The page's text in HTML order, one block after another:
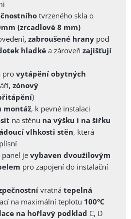
tvrzeného skla o
(zrcadlové 8 mm)
, zabroušené hrany pod
hladké a zároveň zajišťují
pro vytápění obytných
zónový
)
montáž, k pevné instalaci
na stěnu na výšku i na šířku
vlhkosti stěn, která
je vybaven dvoužilovým
pro zapojení do instalační
vratná tepelná
na maximální teplotu 100°C
na hořlavý podklad C, D